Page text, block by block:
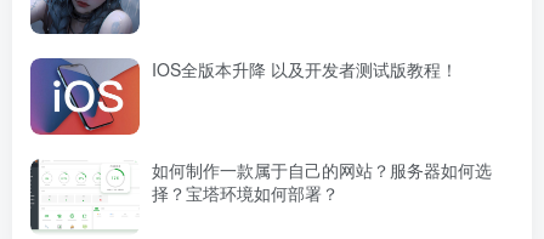
IOS全版本升降 以及开发者测试版教程！
如何制作一款属于自己的网站？服务器如何选
择？宝塔环境如何部署？